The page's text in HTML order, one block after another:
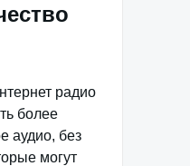
радио
более
аудио, без
могут